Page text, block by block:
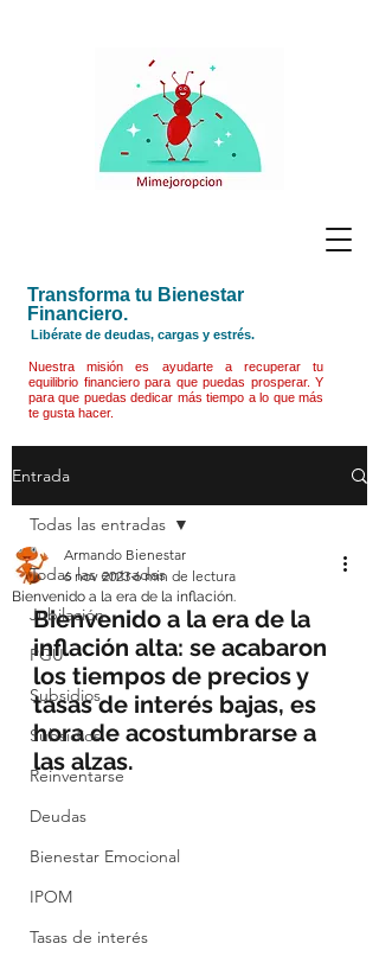
Transforma tu Bienestar
Financiero.
Libérate de deudas, cargas y estrés.
Nuestra misión es ayudarte a recuperar tu
equilibrio financiero para que puedas prosperar. Y
para que puedas dedicar más tiempo a lo que más
te gusta hacer.
Entrada
Todas las entradas
Jubilación
PGU
Subsidios
Subsidios
Reinventarse
Deudas
Bienestar Emocional
IPOM
Tasas de interés
Todas las entradas
Bienvenido a la era de la inflación.
Armando Bienestar
6 nov 2023 6 min de lectura
Bienvenido a la era de la
inflación alta: se acabaron
los tiempos de precios y
tasas de interés bajas, es
hora de acostumbrarse a
las alzas.